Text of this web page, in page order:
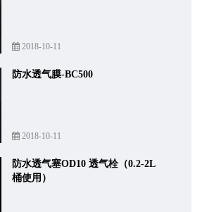
2018-10-11
防水透气膜-BC500
2018-10-11
防水透气塞OD10 透气栓（0.2-2L
桶使用）